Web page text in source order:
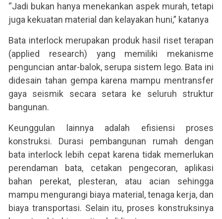
“Jadi bukan hanya menekankan aspek murah, tetapi
juga kekuatan material dan kelayakan huni,” katanya
Bata interlock merupakan produk hasil riset terapan
(applied research) yang memiliki mekanisme
penguncian antar-balok, serupa sistem lego. Bata ini
didesain tahan gempa karena mampu mentransfer
gaya seismik secara setara ke seluruh struktur
bangunan.
Keunggulan lainnya adalah efisiensi proses
konstruksi. Durasi pembangunan rumah dengan
bata interlock lebih cepat karena tidak memerlukan
perendaman bata, cetakan pengecoran, aplikasi
bahan perekat, plesteran, atau acian sehingga
mampu mengurangi biaya material, tenaga kerja, dan
biaya transportasi. Selain itu, proses konstruksinya